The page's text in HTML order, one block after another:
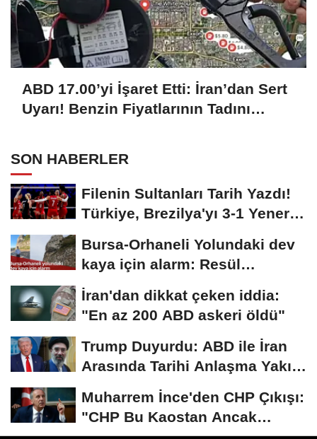
ABD 17.00’yi İşaret Etti: İran’dan Sert
Uyarı! Benzin Fiyatlarının Tadını
SON HABERLER
Filenin Sultanları Tarih Yazdı!
Türkiye, Brezilya'yı 3-1 Yenerek
Bursa-Orhaneli Yolundaki dev
kaya için alarm: Resül
Kaplan'dan yetkililere...
İran'dan dikkat çeken iddia:
"En az 200 ABD askeri öldü"
Trump Duyurdu: ABD ile İran
Arasında Tarihi Anlaşma Yakın!
Muharrem İnce'den CHP Çıkışı:
"CHP Bu Kaostan Ancak